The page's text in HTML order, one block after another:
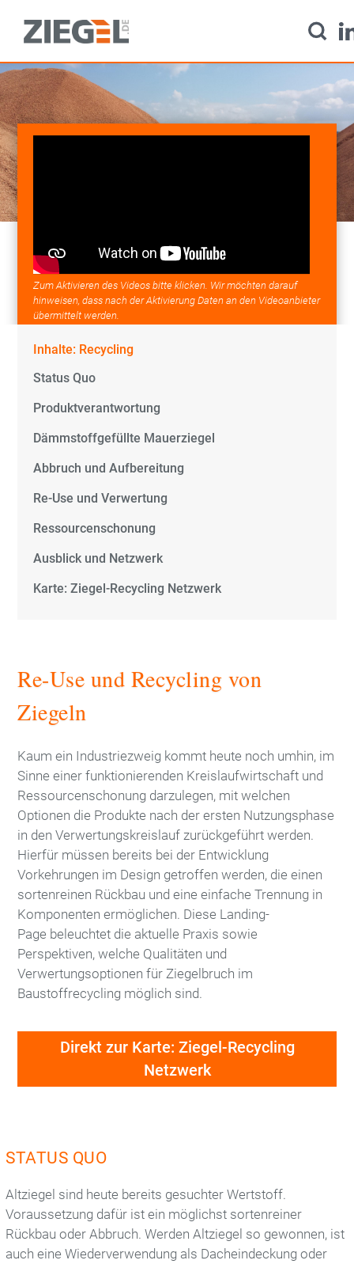
zum
Startseite
Aktuelles
Downloads
Newsletter
Produkte
Hintermauerziegel
Vormauerziegel
Themen
Recycling
Nachhaltigkeit
Energie / Klima
Verband
Mitglieder
Vorstand
Ausschüsse
Geschäftsstelle
Netzwerk
Hochschularbeit
Ziegelarchitektur
Zum Aktivieren des Videos bitte klicken. Wir möchten darauf
hinweisen, dass nach der Aktivierung Daten an den Videoanbieter
übermittelt werden.
Inhalte: Recycling
Status Quo
Produktverantwortung
Dämmstoffgefüllte Mauerziegel
Abbruch und Aufbereitung
Re-Use und Verwertung
Ressourcenschonung
Ausblick und Netzwerk
Karte: Ziegel-Recycling Netzwerk
Re-Use und Recycling von
Ziegeln
Kaum ein Industriezweig kommt heute noch umhin, im
Sinne einer funktionierenden Kreislaufwirtschaft und
Ressourcenschonung darzulegen, mit welchen
Optionen die Produkte nach der ersten Nutzungsphase
in den Verwertungskreislauf zurückgeführt werden.
Hierfür müssen bereits bei der Entwicklung
Vorkehrungen im Design getroffen werden, die einen
sortenreinen Rückbau und eine einfache Trennung in
Komponenten ermöglichen. Diese Landing-
Page beleuchtet die aktuelle Praxis sowie
Perspektiven, welche Qualitäten und
Verwertungsoptionen für Ziegelbruch im
Baustoffrecycling möglich sind.
Direkt zur Karte: Ziegel-Recycling
Netzwerk
STATUS QUO
Altziegel sind heute bereits gesuchter Wertstoff.
Voraussetzung dafür ist ein möglichst sortenreiner
Rückbau oder Abbruch. Werden Altziegel so gewonnen, ist
auch eine Wiederverwendung als Dacheindeckung oder